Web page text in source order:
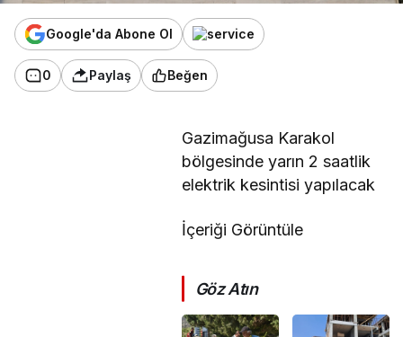
Google'da Abone Ol
0 Paylaş Beğen
Gazimağusa Karakol
bölgesinde yarın 2 saatlik
elektrik kesintisi yapılacak
İçeriği Görüntüle
Göz Atın